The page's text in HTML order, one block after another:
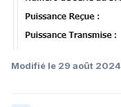
Modifié le 29 août 2024